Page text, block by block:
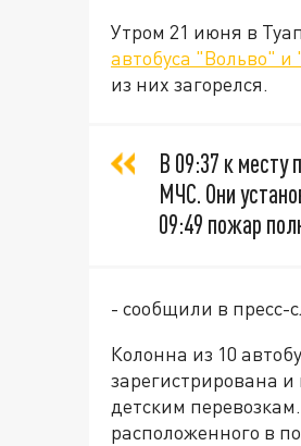
Утром 21 июня в
автобуса "Вольво"
из них загорелся.
В 09:37 к месту
МЧС. Они
09:49 пожар
- сообщили в
Колонна из 10
зарегистрирована
детским
расположенного в